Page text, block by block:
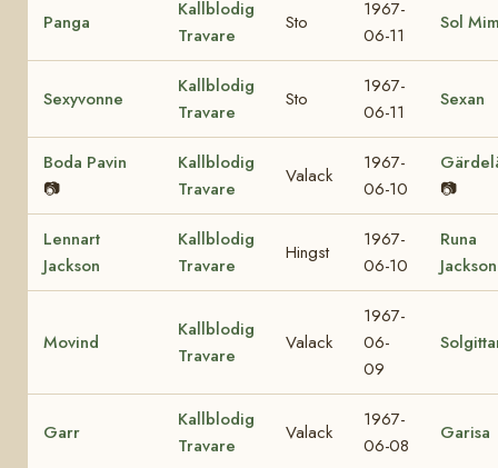
Panga
Kallblodig
Travare
Sto
1967-
06-11
Sol
Sexyvonne
Kallblodig
Travare
Sto
1967-
06-11
Sexan
Boda Pavin
📷
Kallblodig
Travare
Valack
1967-
06-10
📷
Lennart
Jackson
Kallblodig
Travare
Hingst
1967-
06-10
Runa
Jackson
Movind
Kallblodig
Travare
Valack
1967-
06-
09
Garr
Kallblodig
Travare
Valack
1967-
06-08
Garisa